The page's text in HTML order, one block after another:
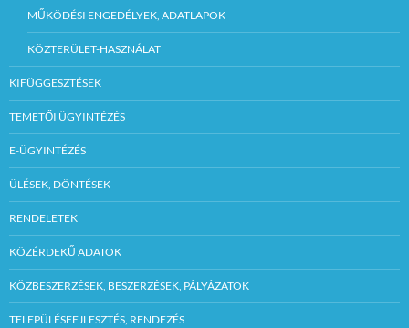
MŰKÖDÉSI ENGEDÉLYEK, ADATLAPOK
KÖZTERÜLET-HASZNÁLAT
KIFÜGGESZTÉSEK
TEMETŐI ÜGYINTÉZÉS
E-ÜGYINTÉZÉS
ÜLÉSEK, DÖNTÉSEK
RENDELETEK
KÖZÉRDEKŰ ADATOK
KÖZBESZERZÉSEK, BESZERZÉSEK, PÁLYÁZATOK
TELEPÜLÉSFEJLESZTÉS, RENDEZÉS